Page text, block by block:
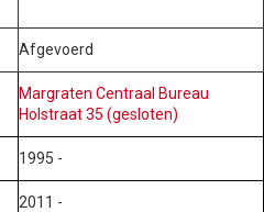
Afgevoerd
Margraten Centraal Bureau
Holstraat 35 (gesloten)
1995 -
2011 -